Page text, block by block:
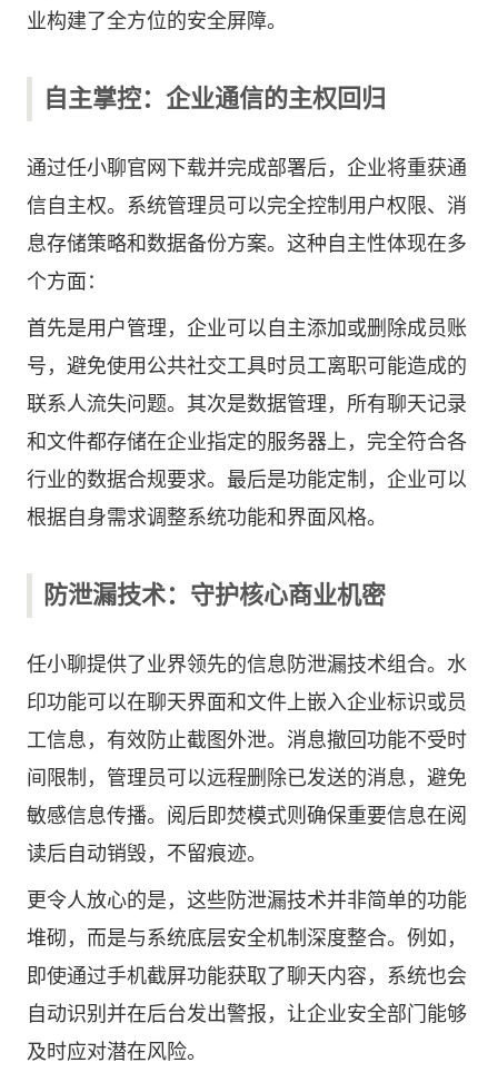
业构建了全方位的安全屏障。
自主掌控：企业通信的主权回归
通过任小聊官网下载并完成部署后，企业将重获通
信自主权。系统管理员可以完全控制用户权限、消
息存储策略和数据备份方案。这种自主性体现在多
个方面：
首先是用户管理，企业可以自主添加或删除成员账
号，避免使用公共社交工具时员工离职可能造成的
联系人流失问题。其次是数据管理，所有聊天记录
和文件都存储在企业指定的服务器上，完全符合各
行业的数据合规要求。最后是功能定制，企业可以
根据自身需求调整系统功能和界面风格。
防泄漏技术：守护核心商业机密
任小聊提供了业界领先的信息防泄漏技术组合。水
印功能可以在聊天界面和文件上嵌入企业标识或员
工信息，有效防止截图外泄。消息撤回功能不受时
间限制，管理员可以远程删除已发送的消息，避免
敏感信息传播。阅后即焚模式则确保重要信息在阅
读后自动销毁，不留痕迹。
更令人放心的是，这些防泄漏技术并非简单的功能
堆砌，而是与系统底层安全机制深度整合。例如，
即使通过手机截屏功能获取了聊天内容，系统也会
自动识别并在后台发出警报，让企业安全部门能够
及时应对潜在风险。